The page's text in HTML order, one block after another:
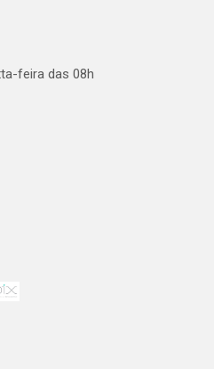
feira das 08h